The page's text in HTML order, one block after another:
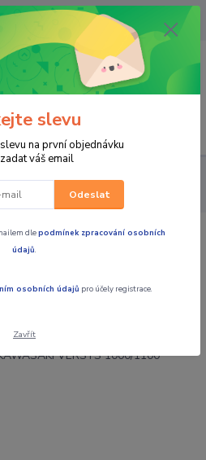
0,00 CZK
PŘÍSLUŠENSTVÍ DLE MODELU
1000/1100
KAWASAKI VERSYS
slevu
na první objednávku
váš email
Odeslat
dlepodmínek zpracování osobních
údajů.
osobních údajů pro účely registrace.
Zavřít